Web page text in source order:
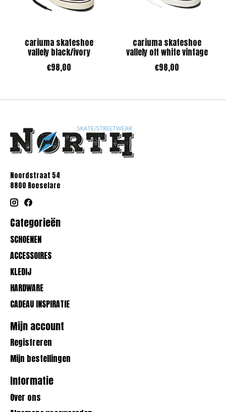
cariuma skateshoe
vallely black/ivory
€98,00
cariuma skateshoe
vallely off white vintage
€98,00
Noordstraat 54
8800 Roeselare
Categorieën
SCHOENEN
ACCESSOIRES
KLEDIJ
HARDWARE
CADEAU INSPIRATIE
Mijn account
Registreren
Mijn bestellingen
Informatie
Over ons